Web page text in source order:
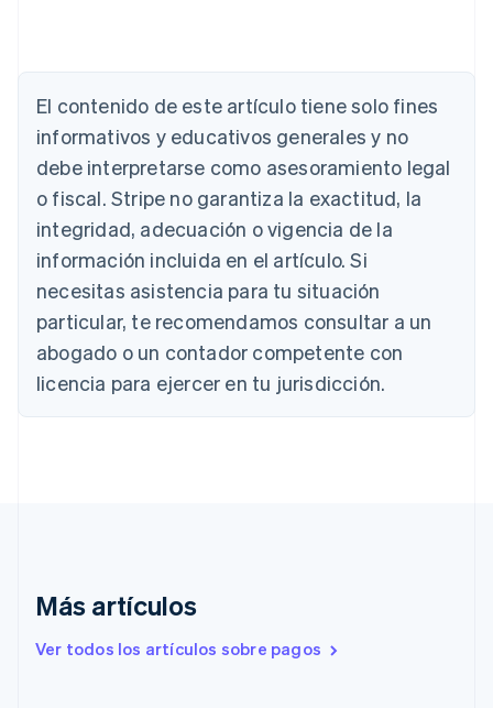
El contenido de este artículo tiene solo fines
informativos y educativos generales y no
debe interpretarse como asesoramiento legal
o fiscal. Stripe no garantiza la exactitud, la
integridad, adecuación o vigencia de la
información incluida en el artículo. Si
necesitas asistencia para tu situación
particular, te recomendamos consultar a un
abogado o un contador competente con
licencia para ejercer en tu jurisdicción.
Más artículos
Ver todos los artículos sobre pagos
Australia
Austria
DeutschEnglish
Bélgica
Nederlands Français Deutsch English
Brasil
Português English
Bulgaria
English
Canadá
English Français
China continental
简体中文 English
Chipre
Croacia
Eslovenia
España